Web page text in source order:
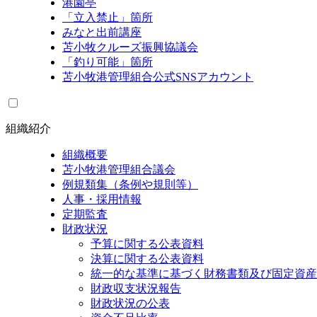
港園亭
「立入禁止」箇所
みなと出前講座
苫小牧クルーズ振興協議会
「釣り可能」箇所
苫小牧港管理組合公式SNSアカウント
組織紹介
組織概要
苫小牧港管理組合議会
例規類集（条例や規則等）
人事・採用情報
定期監査
財政状況
予算に関する公表資料
決算に関する公表資料
統一的な基準に基づく財務書類及び固定資
財政収支状況報告
財政状況の公表